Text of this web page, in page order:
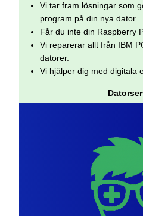
Vi tar fram lösningar som
program på din nya dator.
Får du inte din Raspberry
Vi reparerar allt från IBM
datorer.
Vi hjälper dig med digitala